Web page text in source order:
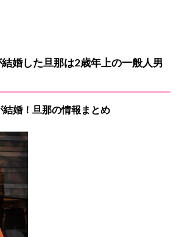
婚した旦那は2歳年上の一般人男
婚！旦那の情報まとめ